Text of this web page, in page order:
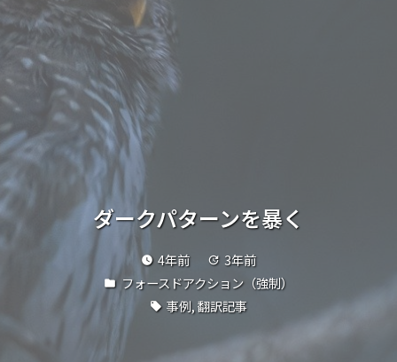
ダークパターンを暴く
watch_later 4年前 update 3年前
folder フォースドアクション（強制）
local_offer 事例,翻訳記事